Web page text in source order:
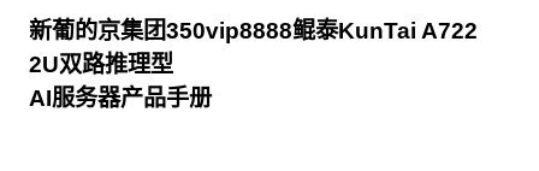
新葡的京集团350vip8888鲲泰KunTai A722
2U双路推理型
AI服务器产品手册